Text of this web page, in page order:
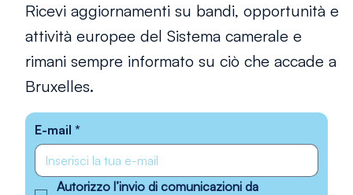
E-mail *
Autorizzo l’invio di comunicazioni da
Ricevi aggiornamenti su bandi, opportunità e
attività europee del Sistema camerale e
rimani sempre informato su ciò che accade a
Bruxelles.